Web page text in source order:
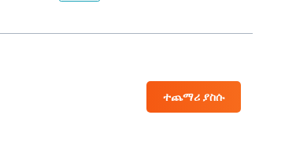
ተጨማሪ ያስሱ